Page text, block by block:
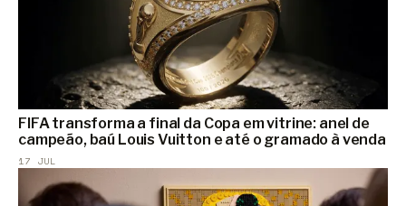
FIFA transforma a final da Copa em vitrine: anel de
campeão, baú Louis Vuitton e até o gramado à venda
17 JUL